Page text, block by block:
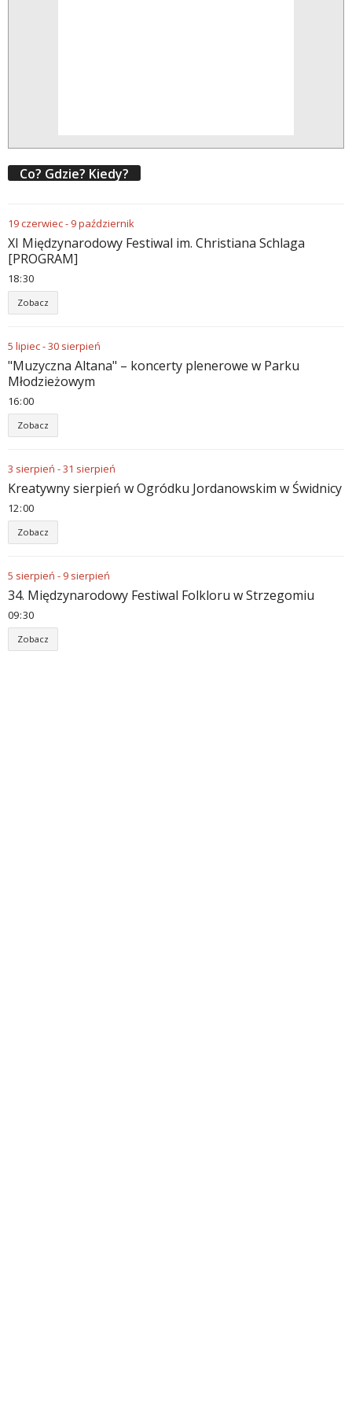
Co? Gdzie? Kiedy?
19czerwiec- 9październik
XI Międzynarodowy Festiwal im. Christiana Schlaga
[PROGRAM]
18:30
Zobacz
5 lipiec-30 sierpień
"Muzyczna Altana" – koncerty plenerowe w Parku
Młodzieżowym
16:00
Zobacz
3 sierpień -31 sierpień
Kreatywny sierpień w Ogródku Jordanowskim w Świdnicy
12:00
Zobacz
5 sierpień - 9 sierpień
34. Międzynarodowy Festiwal Folkloru w Strzegomiu
09:30
Zobacz